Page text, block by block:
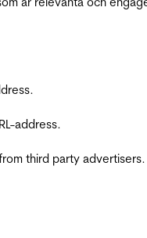
address.
third party advertisers.